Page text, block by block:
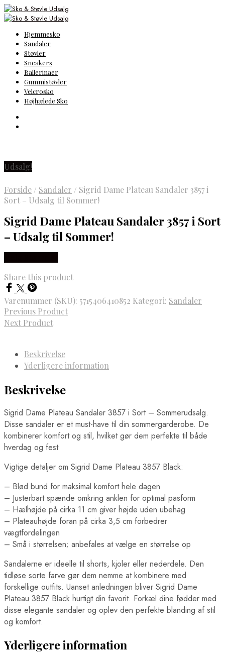
Hjemmesko
Sandaler
Støvler
Sneakers
Ballerinaer
Gummistøvler
Velcrosko
Højhælede Sko
Udsalg!
Forside / Sandaler / Sigrid Dame Plateau Sandaler 3857 i
Sort – Udsalg til Sommer!
Sigrid Dame Plateau Sandaler 3857 i Sort
– Udsalg til Sommer!
Share this product
Varenummer (SKU): 5715406410852 Kategori: Sandaler
Previous Product
Next Product
Beskrivelse
Yderligere information
Beskrivelse
Sigrid Dame Plateau Sandaler 3857 i Sort – Sommerudsalg.
Disse sandaler er et must-have til din sommergarderobe. De
kombinerer komfort og stil, hvilket gør dem perfekte til både
hverdag og fest
Vigtige detaljer om Sigrid Dame Plateau 3857 Black:
– Blød bund for maksimal komfort hele dagen
– Justerbart spænde omkring anklen for optimal pasform
– Hælhøjde på cirka 11 cm giver højde uden ubehag
– Plateauhøjde foran på cirka 3,5 cm forbedrer
vægtfordelingen
– Små i størrelsen; anbefales at vælge en størrelse op
Sandalerne er ideelle til shorts, kjoler eller nederdele. Den
tidløse sorte farve gør dem nemme at kombinere med
forskellige outfits. Uanset anledningen bliver Sigrid Dame
Plateau 3857 Black hurtigt din favorit. Forkæl dine fødder med
disse elegante sandaler og oplev den perfekte blanding af stil
og komfort.
Yderligere information